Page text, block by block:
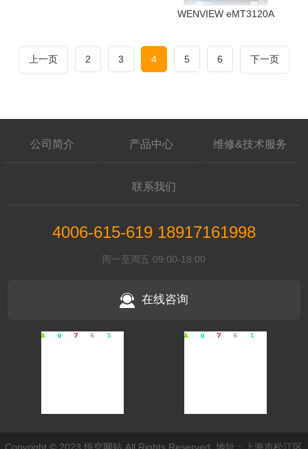
WENVIEW eMT3120A
上一页 2 3 4 5 6 下一页
公司简介 产品中心 维修&技术服务
联系我们
4006-615-619 18917161998
周一至周五 09:00-18:00
在线咨询